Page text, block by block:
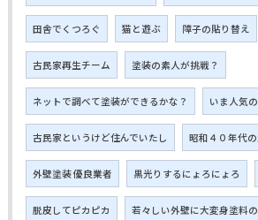
田舎でくつろぐ 猫と遊ぶ 障子の貼り替え
古民家再生チーム 塗装の素人が挑戦？
ネットで調べて塗装ができるかな？ いま人気
古民家というけど住んでいたし 昭和４０年代
外壁塗装 優良業者 黒光りするにょろにょろ
脱皮してピカピカ 若々しい外壁に大変身塗料